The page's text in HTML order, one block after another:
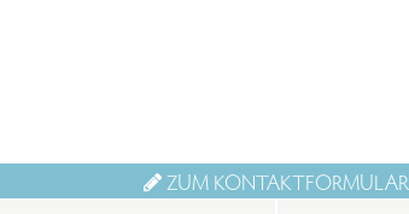
ZUM KONTAKTFORMULAR